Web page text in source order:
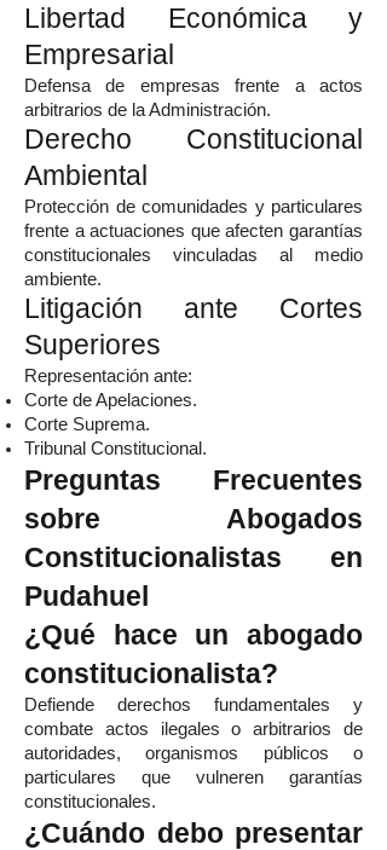
Libertad Económica y
Empresarial
Defensa de empresas frente a actos
arbitrarios de la Administración.
Derecho Constitucional
Ambiental
Protección de comunidades y particulares
frente a actuaciones que afecten garantías
constitucionales vinculadas al medio
ambiente.
Litigación ante Cortes
Superiores
Representación ante:
Corte de Apelaciones.
Corte Suprema.
Tribunal Constitucional.
Preguntas Frecuentes
sobre Abogados
Constitucionalistas en
Pudahuel
¿Qué hace un abogado
constitucionalista?
Defiende derechos fundamentales y
combate actos ilegales o arbitrarios de
autoridades, organismos públicos o
particulares que vulneren garantías
constitucionales.
¿Cuándo debo presentar